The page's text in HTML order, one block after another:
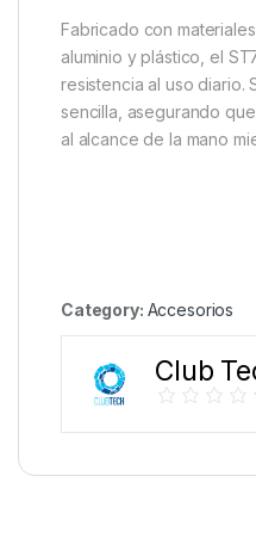
Fabricado con
aluminio y plástico, el
resistencia al uso diario.
sencilla, asegurando
al alcance de la mano
Category: Accesorios
Club